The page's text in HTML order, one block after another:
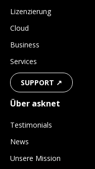
Lizenzierung
Cloud
Business
Services
SUPPORT ↗
Über asknet
Testimonials
News
Unsere Mission